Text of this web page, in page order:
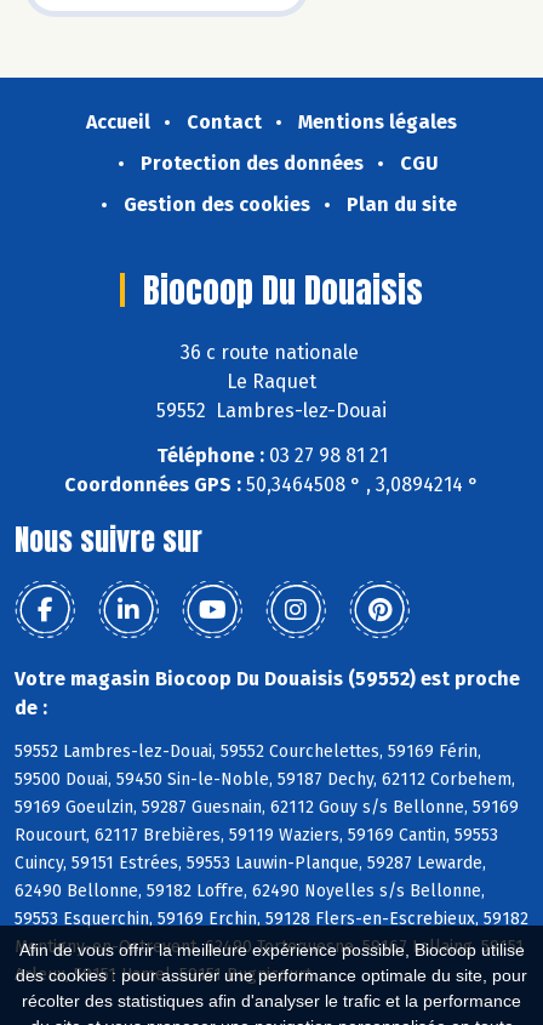
Afin de vous offrir la meilleure expérience possible, Biocoop utilise
des cookies : pour assurer une performance optimale du site, pour
récolter des statistiques afin d'analyser le trafic et la performance
Accueil Contact
Mentions légales
Protection des données
CGU
Gestion des cookies
Plan du site
Biocoop Du Douaisis
36 c route nationale
Le Raquet
59552 Lambres-lez-Douai
Téléphone :03 27 98 81 21
Coordonnées GPS : 50,3464508 ° , 3,0894214 °
Nous suivre sur
Votre magasin Biocoop Du Douaisis (59552) est proche
de :
59552 Lambres-lez-Douai, 59552 Courchelettes, 59169 Férin,
59500 Douai, 59450 Sin-le-Noble, 59187 Dechy, 62112 Corbehem,
59169 Goeulzin, 59287 Guesnain, 62112 Gouy s/s Bellonne, 59169
Roucourt, 62117 Brebières, 59119 Waziers, 59169 Cantin, 59553
Cuincy, 59151 Estrées, 59553 Lauwin-Planque, 59287 Lewarde,
62490 Bellonne, 59182 Loffre, 62490 Noyelles s/s Bellonne,
59553 Esquerchin, 59169 Erchin, 59128 Flers-en-Escrebieux, 59182
Montigny-en-Ostrevent, 62490 Tortequesne, 59167 Lallaing, 59151
Arleux, 59151 Hamel, 59151 Bugnicourt